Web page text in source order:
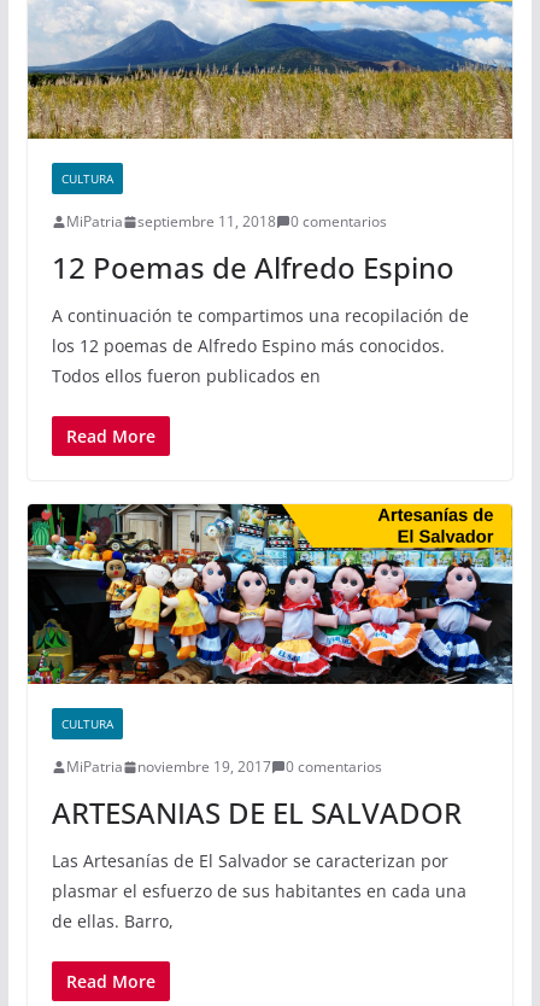
CULTURA
MiPatria septiembre 11, 2018 0 comentarios
12 Poemas de Alfredo Espino
A continuación te compartimos una recopilación de
los 12 poemas de Alfredo Espino más conocidos.
Todos ellos fueron publicados en
Read More
CULTURA
MiPatria noviembre 19, 2017 0 comentarios
ARTESANIAS DE EL SALVADOR
Las Artesanías de El Salvador se caracterizan por
plasmar el esfuerzo de sus habitantes en cada una
de ellas. Barro,
Read More